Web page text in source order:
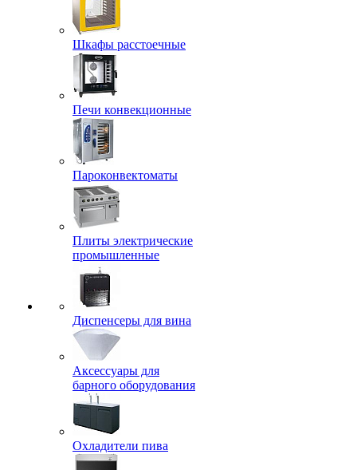
Шкафы расстоечные
Печи конвекционные
Пароконвектоматы
Плиты электрические
промышленные
Диспенсеры для вина
Аксессуары для
барного оборудования
Охладители пива